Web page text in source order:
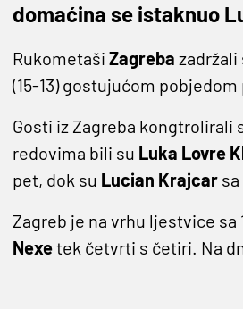
domaćina se istaknuo
Rukometaši Zagreba
(15-13) gostujućom
Gosti iz Zagreba
redovima bili su Luka Lovre
pet, dok su Lucian Krajcar
Zagreb je na vrhu ljestvice sa
Nexetek četvrti s četiri. Na